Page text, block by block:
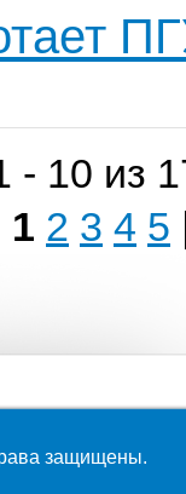
- 10 из
1 2 3 4 5
защищены.